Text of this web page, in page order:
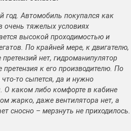
год. Автомобиль покупался как
очень тяжелых условиях
высокой проходимостью и
По крайней мере, к двигателю,
нет, гидроманипулятор
к его производителю. По
то сыпется, да и нужно
О каком либо комфорте в кабине
жарко, даже вентилятора нет, а
сносно – мерзнуть не приходилось.